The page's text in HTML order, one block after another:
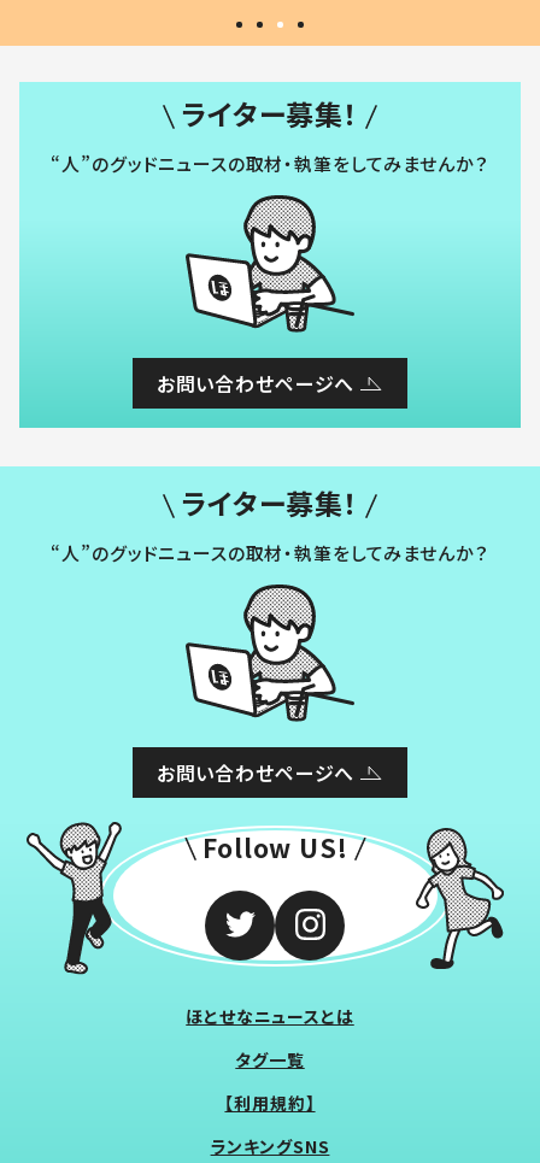
ライター募集！
“人”のグッドニュースの取材・執筆をしてみませんか？
お問い合わせページへ
ライター募集！
“人”のグッドニュースの取材・執筆をしてみませんか？
お問い合わせページへ
Follow US!
ほとせなニュースとは
タグ一覧
【利用規約】
ランキングSNS